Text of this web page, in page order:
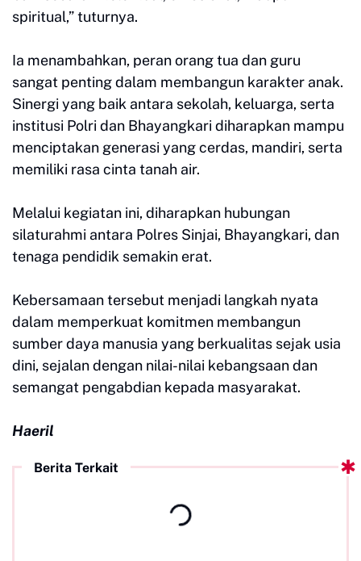
spiritual,” tuturnya.
Ia menambahkan, peran orang tua dan guru
sangat penting dalam membangun karakter anak.
Sinergi yang baik antara sekolah, keluarga, serta
institusi Polri dan Bhayangkari diharapkan mampu
menciptakan generasi yang cerdas, mandiri, serta
memiliki rasa cinta tanah air.
Melalui kegiatan ini, diharapkan hubungan
silaturahmi antara Polres Sinjai, Bhayangkari, dan
tenaga pendidik semakin erat.
Kebersamaan tersebut menjadi langkah nyata
dalam memperkuat komitmen membangun
sumber daya manusia yang berkualitas sejak usia
dini, sejalan dengan nilai-nilai kebangsaan dan
semangat pengabdian kepada masyarakat.
Haeril
Berita Terkait